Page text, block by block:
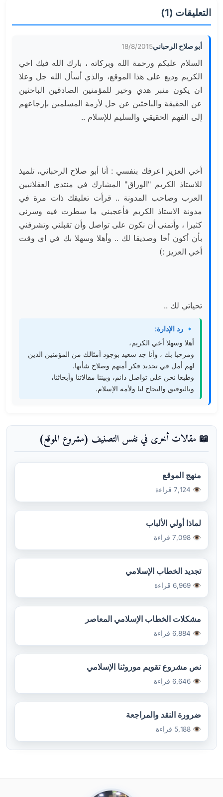
التعليقات (1)
أبو صلاح الرحباني18/8/2015
إلى الفهم الحقيقي والسليم للإسلام ..
أخي العزيز :)
تحياتي لك ..
🔹 رد الإدارة:
أهلا وسهلا أخي الكريم،
ومرحبا بك ، وأنا جد سعيد بوجود أمثالك من المؤمنين الذين
لهم أمل في تجديد فكر أمتهم وصلاح شأنها.
وطبعا نحن على تواصل دائم، وبيننا مقالاتنا وأبحاثنا،
وبالتوفيق والنجاح لنا ولأمة الإسلام.
📖 مقالات أخرى في نفس التصنيف (مشروع الموقع)
منهج الموقع
👁️ 7,124 قراءة
لماذا أولي الألباب
👁️ 7,098 قراءة
تجديد الخطاب الإسلامي
👁️ 6,969 قراءة
مشكلات الخطاب الإسلامي المعاصر
👁️ 6,884 قراءة
نص مشروع تقويم موروثنا الإسلامي
👁️ 6,646 قراءة
ضرورة النقد والمراجعة
👁️ 5,188 قراءة